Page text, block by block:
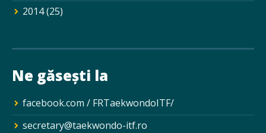
2014(25)
Ne găsești la
facebook.com / FRTaekwondoITF/
secretary@taekwondo-itf.ro